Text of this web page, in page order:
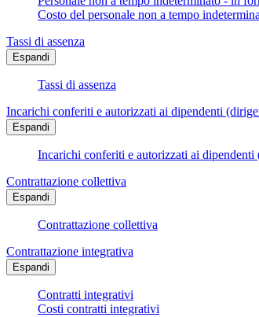
Costo del personale non a tempo
Tassi di assenza
Espandi
Tassi di assenza
Incarichi conferiti e autorizzati ai dipendenti
Espandi
Incarichi conferiti e autorizzati ai
Contrattazione collettiva
Espandi
Contrattazione collettiva
Contrattazione integrativa
Espandi
Contratti integrativi
Costi contratti integrativi